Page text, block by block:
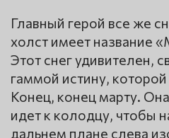
Главный герой все же
холст имеет название
Этот снег удивителен,
гаммой истину,
Конец, конец марту.
идет к колодцу, чтобы
дальнем плане слева